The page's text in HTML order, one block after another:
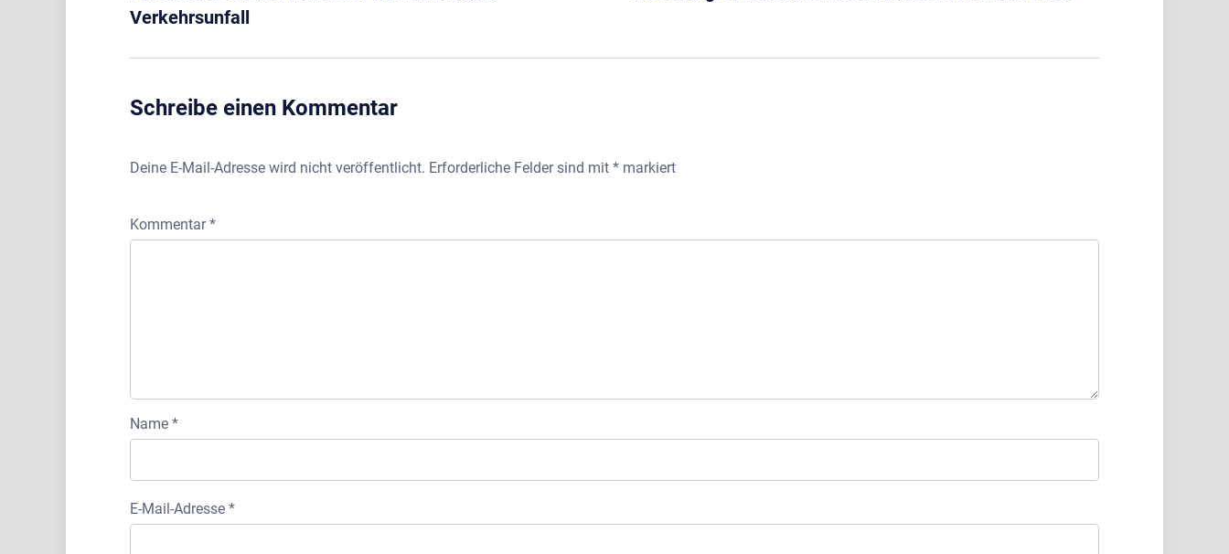
Verkehrsunfall
Schreibe einen Kommentar
Deine E-Mail-Adresse wird nicht veröffentlicht. Erforderliche Felder sind mit * markiert
Kommentar*
Name *
E-Mail-Adresse *